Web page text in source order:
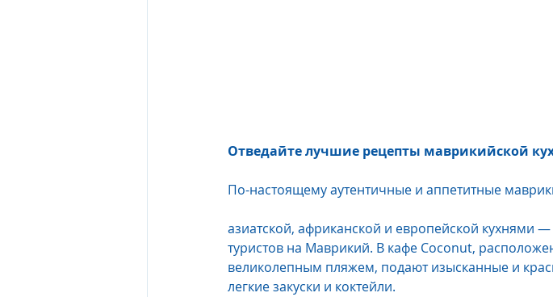
Отведайте лучшие рецепты маврикийской
По-настоящему аутентичные и аппетитные
азиатской, африканской и европейской
туристов на Маврикий. В кафе Coconut,
великолепным пляжем, подают изысканные и
легкие закуски и коктейли.